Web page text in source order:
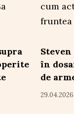
în
de
29.04.2026